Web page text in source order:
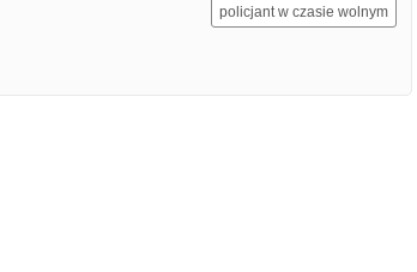
policjant w czasie wolnym